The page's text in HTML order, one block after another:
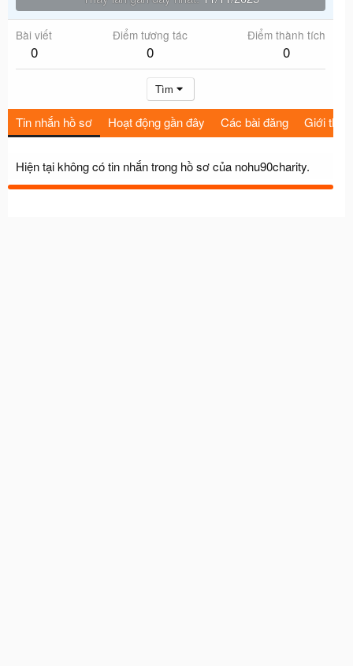
Bài viết
0
Điểm tương tác
0
Điểm thành tích
0
Tìm
Tin nhắn hồ sơ Hoạt động gần đây Các bài đăng Giới thiệu
Hiện tại không có tin nhắn trong hồ sơ của nohu90charity.